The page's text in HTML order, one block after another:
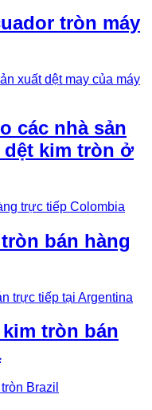
tròn máy
các nhà sản
dệt kim tròn ở
bán hàng
tròn bán